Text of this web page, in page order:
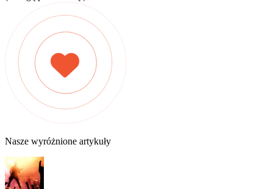
Nasze wyróżnione artykuły